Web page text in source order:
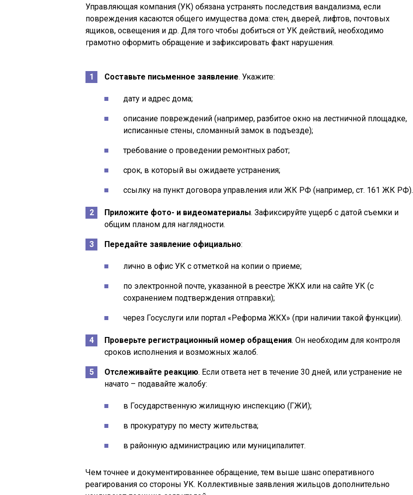
Управляющая компания (УК) обязана устранять последствия вандализма, если
повреждения касаются общего имущества дома: стен, дверей, лифтов, почтовых
ящиков, освещения и др. Для того чтобы добиться от УК действий, необходимо
грамотно оформить обращение и зафиксировать факт нарушения.
Составьте письменное заявление. Укажите:
дату и адрес дома;
описание повреждений (например, разбитое окно на лестничной площадке,
исписанные стены, сломанный замок в подъезде);
требование о проведении ремонтных работ;
срок, в который вы ожидаете устранения;
ссылку на пункт договора управления или ЖК РФ (например, ст. 161 ЖК РФ).
Приложите фото- и видеоматериалы. Зафиксируйте ущерб с датой съемки и
общим планом для наглядности.
Передайте заявление официально:
лично в офис УК с отметкой на копии о приеме;
по электронной почте, указанной в реестре ЖКХ или на сайте УК (с
сохранением подтверждения отправки);
через Госуслуги или портал «Реформа ЖКХ» (при наличии такой функции).
Проверьте регистрационный номер обращения. Он необходим для контроля
сроков исполнения и возможных жалоб.
Отслеживайте реакцию. Если ответа нет в течение 30 дней, или устранение не
начато – подавайте жалобу:
в Государственную жилищную инспекцию (ГЖИ);
в прокуратуру по месту жительства;
в районную администрацию или муниципалитет.
Чем точнее и документированнее обращение, тем выше шанс оперативного
реагирования со стороны УК. Коллективные заявления жильцов дополнительно